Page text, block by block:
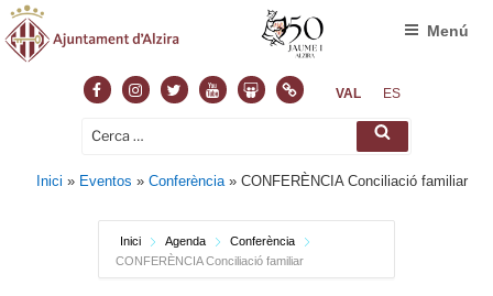
FacebookInstagram
TwitterYoutubeSlideshare
NormasVAL ES
Cerca: Cerca
Menú
Inici » Eventos »Conferència »CONFERÈNCIA Conciliació familiar
Inici Agenda
Conferència
CONFERÈNCIA Conciliació familiar